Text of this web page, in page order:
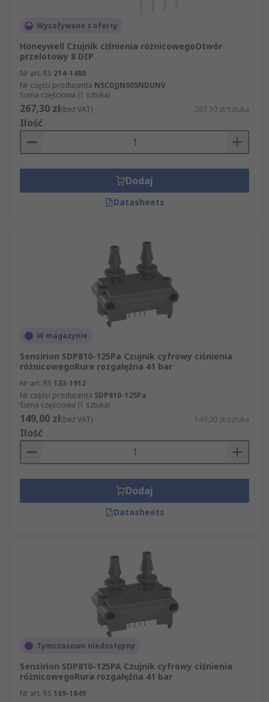
Wycofywane z oferty
Honeywell Czujnik ciśnienia różnicowegoOtwór
przelotowy 8 DIP
Nr art. RS 214-1480
Nr części producenta NSCDJJN005NDUNV
Suma częściowa (1 sztuka)
267,30 zł(bez VAT) 267,30 zł/sztuka
Ilość
Dodaj
Datasheets
W magazynie
Sensirion SDP810-125Pa Czujnik cyfrowy ciśnienia
różnicowegoRura rozgałęźna 41 bar
Nr art. RS 133-1912
Nr części producenta SDP810-125Pa
Suma częściowa (1 sztuka)
149,00 zł(bez VAT) 149,00 zł/sztuka
Ilość
Dodaj
Datasheets
Tymczasowo niedostępny
Sensirion SDP810-125PA Czujnik cyfrowy ciśnienia
różnicowegoRura rozgałęźna 41 bar
Nr art. RS 169-1849